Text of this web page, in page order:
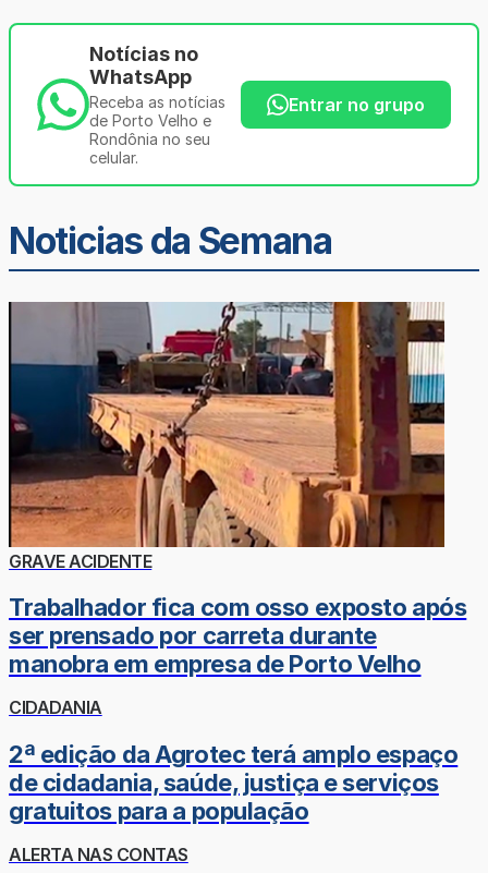
Notícias no
WhatsApp
Receba as notícias
de Porto Velho e
Rondônia no seu
celular.
Entrar no grupo
Noticias da Semana
GRAVE ACIDENTE
Trabalhador fica com osso exposto após
ser prensado por carreta durante
manobra em empresa de Porto Velho
CIDADANIA
2ª edição da Agrotec terá amplo espaço
de cidadania, saúde, justiça e serviços
gratuitos para a população
ALERTA NAS CONTAS